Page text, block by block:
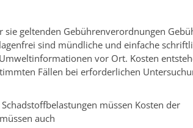
sie geltenden Gebührenverordnungen
sind mündliche und einfache
vor Ort. Kosten
Fällen bei erforderlichen
müssen Kosten der
auch